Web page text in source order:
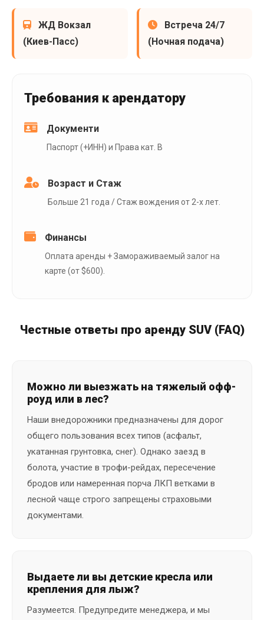
ЖД Вокзал
(Киев-Пасс)
Встреча 24/7
(Ночная подача)
Требования к арендатору
Документи
Паспорт (+ИНН) и Права кат. B
Возраст и Стаж
Больше 21 года / Стаж вождения от 2-х лет.
Финансы
Оплата аренды + Замораживаемый залог на
карте (от $600).
Честные ответы про аренду SUV (FAQ)
Можно ли выезжать на тяжелый офф-
роуд или в лес?
Наши внедорожники предназначены для дорог
общего пользования всех типов (асфальт,
укатанная грунтовка, снег). Однако заезд в
болота, участие в трофи-рейдах, пересечение
бродов или намеренная порча ЛКП ветками в
лесной чаще строго запрещены страховыми
документами.
Выдаете ли вы детские кресла или
крепления для лыж?
Разумеется. Предупредите менеджера, и мы